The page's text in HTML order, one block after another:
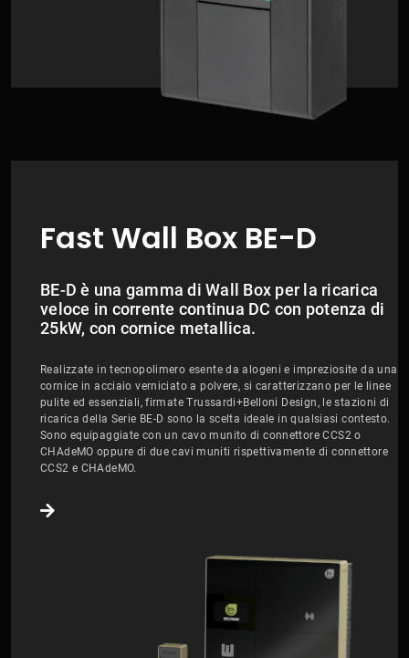
Fast Wall Box BE-D
BE-D è una gamma di Wall Box per la ricarica
veloce in corrente continua DC con potenza di
25kW, con cornice metallica.
Realizzate in tecnopolimero esente da alogeni e impreziosite da una
cornice in acciaio verniciato a polvere, si caratterizzano per le linee
pulite ed essenziali, firmate Trussardi+Belloni Design, le stazioni di
ricarica della Serie BE-D sono la scelta ideale in qualsiasi contesto.
Sono equipaggiate con un cavo munito di connettore CCS2 o
CHAdeMO oppure di due cavi muniti rispettivamente di connettore
CCS2 e CHAdeMO.